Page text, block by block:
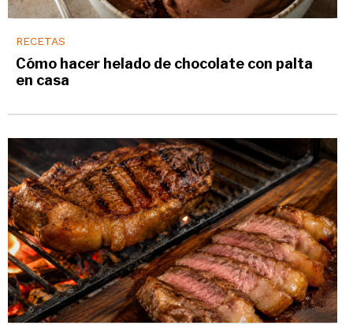
RECETAS
Cómo hacer helado de chocolate con palta
en casa